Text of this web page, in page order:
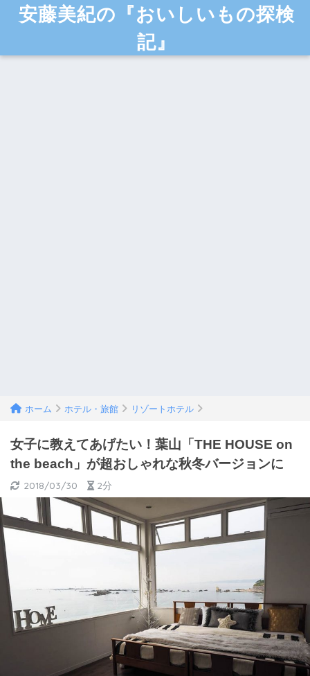
安藤美紀の『おいしいもの探検
記』
ホーム ホテル・旅館 リゾートホテル
女子に教えてあげたい！葉山「THE HOUSE on
the beach」が超おしゃれな秋冬バージョンに
2018/03/30 2分